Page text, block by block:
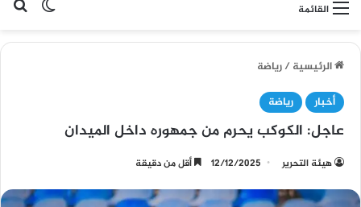
القائمة
الرئيسية/رياضة
أخبار
رياضة
عاجل: الكوكب يحرم من جمهوره داخل الميدان
هيئة التحرير 12/12/2025 أقل من دقيقة